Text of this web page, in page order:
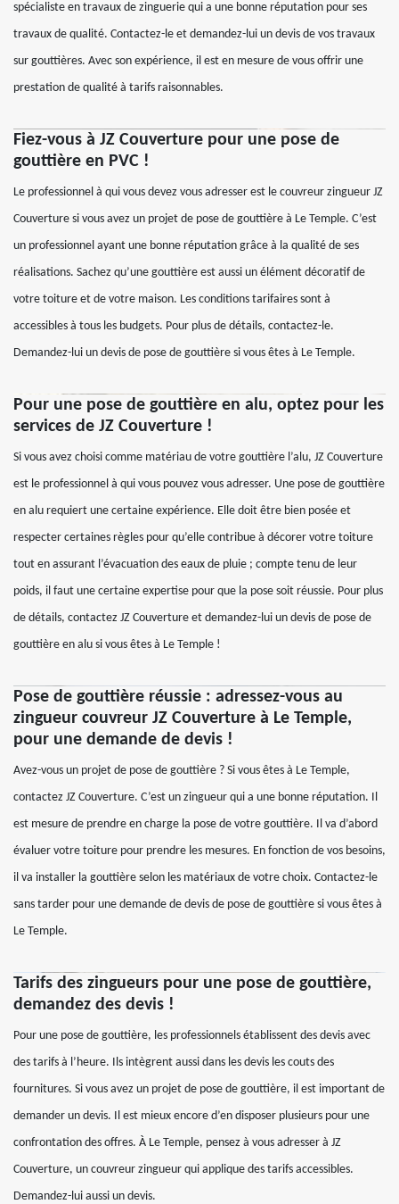
spécialiste en travaux de zinguerie qui a une bonne réputation pour ses
travaux de qualité. Contactez-le et demandez-lui un devis de vos travaux
sur gouttières. Avec son expérience, il est en mesure de vous offrir une
prestation de qualité à tarifs raisonnables.
Fiez-vous à JZ Couverture pour une pose de
gouttière en PVC !
Le professionnel à qui vous devez vous adresser est le couvreur zingueur JZ
Couverture si vous avez un projet de pose de gouttière à Le Temple. C’est
un professionnel ayant une bonne réputation grâce à la qualité de ses
réalisations. Sachez qu’une gouttière est aussi un élément décoratif de
votre toiture et de votre maison. Les conditions tarifaires sont à
accessibles à tous les budgets. Pour plus de détails, contactez-le.
Demandez-lui un devis de pose de gouttière si vous êtes à Le Temple.
Pour une pose de gouttière en alu, optez pour les
services de JZ Couverture !
Si vous avez choisi comme matériau de votre gouttière l’alu, JZ Couverture
est le professionnel à qui vous pouvez vous adresser. Une pose de gouttière
en alu requiert une certaine expérience. Elle doit être bien posée et
respecter certaines règles pour qu’elle contribue à décorer votre toiture
tout en assurant l’évacuation des eaux de pluie ; compte tenu de leur
poids, il faut une certaine expertise pour que la pose soit réussie. Pour plus
de détails, contactez JZ Couverture et demandez-lui un devis de pose de
gouttière en alu si vous êtes à Le Temple !
Pose de gouttière réussie : adressez-vous au
zingueur couvreur JZ Couverture à Le Temple,
pour une demande de devis !
Avez-vous un projet de pose de gouttière ? Si vous êtes à Le Temple,
contactez JZ Couverture. C’est un zingueur qui a une bonne réputation. Il
est mesure de prendre en charge la pose de votre gouttière. Il va d’abord
évaluer votre toiture pour prendre les mesures. En fonction de vos besoins,
il va installer la gouttière selon les matériaux de votre choix. Contactez-le
sans tarder pour une demande de devis de pose de gouttière si vous êtes à
Le Temple.
Tarifs des zingueurs pour une pose de gouttière,
demandez des devis !
Pour une pose de gouttière, les professionnels établissent des devis avec
des tarifs à l’heure. Ils intègrent aussi dans les devis les couts des
fournitures. Si vous avez un projet de pose de gouttière, il est important de
demander un devis. Il est mieux encore d’en disposer plusieurs pour une
confrontation des offres. À Le Temple, pensez à vous adresser à JZ
Couverture, un couvreur zingueur qui applique des tarifs accessibles.
Demandez-lui aussi un devis.